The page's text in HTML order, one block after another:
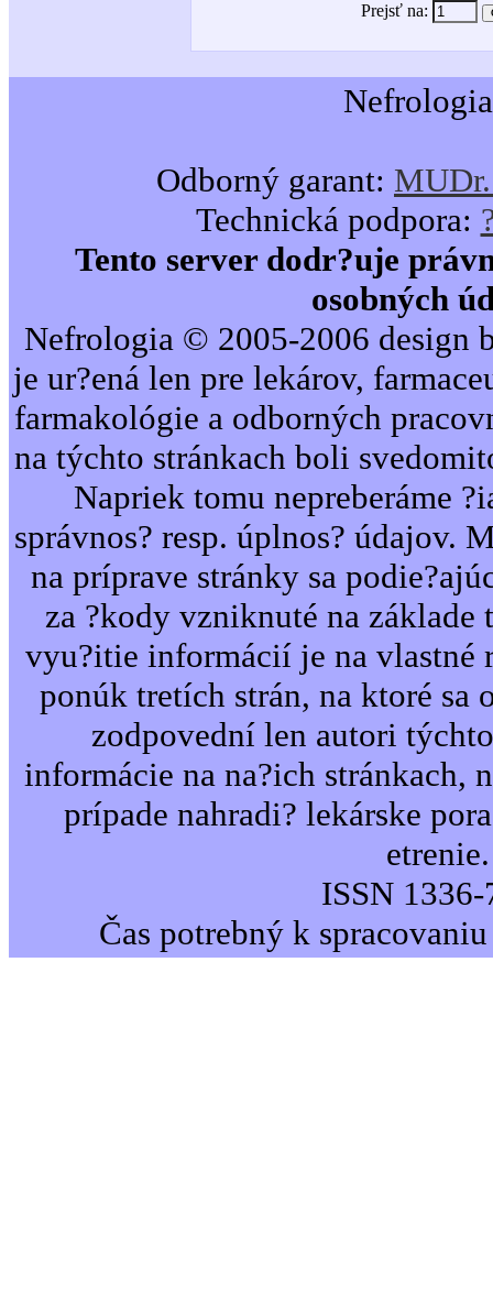
Prejsť na:
Odborný garant:
Technická podpora:
Tento server dodr?uje
osobných
Nefrologia © 2005-2006 design
je ur?ená len pre lekárov,
farmakológie a odborných
na týchto stránkach boli
Napriek tomu nepreberáme
správnos? resp. úplnos? údajov.
na príprave stránky sa
za ?kody vzniknuté na
vyu?itie informácií je na vlastné
ponúk tretích strán, na ktoré sa
zodpovední len autori
informácie na na?ich stránkach,
prípade nahradi? lekárske
etrenie.
ISSN
Čas potrebný k